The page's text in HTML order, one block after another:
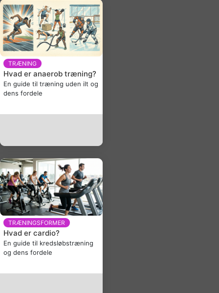
TRÆNING
Hvad er anaerob træning?
En guide til træning uden ilt og
dens fordele
TRÆNINGSFORMER
Hvad er cardio?
En guide til kredsløbstræning
og dens fordele